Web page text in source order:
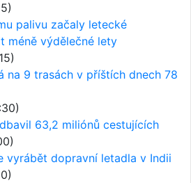
palivu začaly letecké
méně výdělečné lety
na 9 trasách v příštích dnech 78
63,2 miliónů cestujících
vyrábět dopravní letadla v Indii